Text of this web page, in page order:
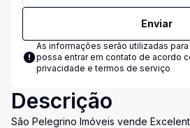
Enviar
As informações serão utilizadas
possa entrar em contato de acordo
privacidade e termos de serviço
Descrição
São Pelegrino Imóveis vende